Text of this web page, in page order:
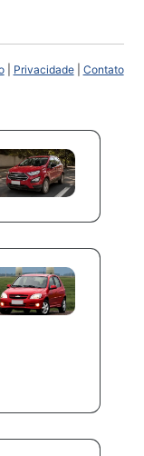
| Privacidade| Contato